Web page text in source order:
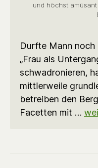
und höchst
Durfte Mann
„Frau als
schwadronieren,
mittlerweile
betreiben den
Facetten mit …